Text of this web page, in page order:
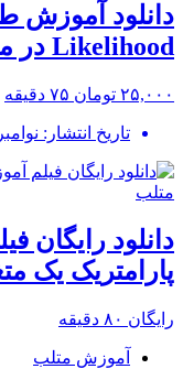
دانلود آموزش
Likelihood در متلب
۲۵,۰۰۰ تومان ۷۵ دقیقه
تاریخ انتشار: نوامبر 14, 2016
دانلود رایگان
پارامتریک یک
رایگان ۸۰ دقیقه
آموزش متلب